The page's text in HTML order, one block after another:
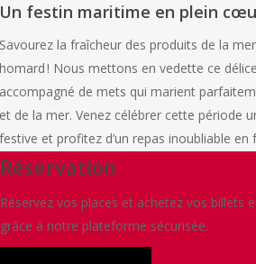
Un festin maritime en plein
Savourez la fraîcheur des produits de la
homard ! Nous mettons en vedette ce
accompagné de mets qui marient
et de la mer. Venez célébrer cette période
festive et profitez d’un repas inoubliable
Réservation
Réservez vos places et achetez vos billets
grâce à notre plateforme sécurisée.